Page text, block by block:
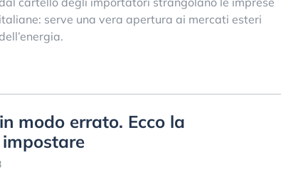
italiane: serve una vera apertura ai mercati esteri
modo errato. Ecco la